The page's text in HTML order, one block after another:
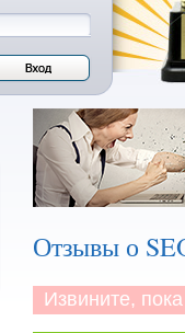
Отзывы о
Извините,